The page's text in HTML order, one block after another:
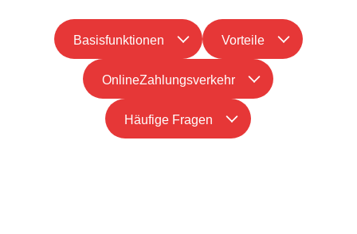
Basisfunktionen Vorteile
OnlineZahlungsverkehr
Häufige Fragen